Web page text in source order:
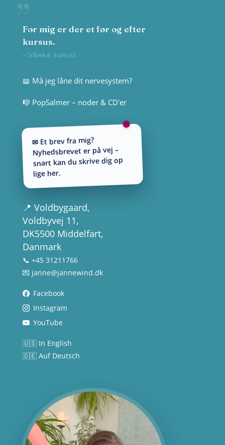
For mig er der et før og efter
kursus.
– Vibeke, kursist
📖 Må jeg låne dit nervesystem?
🎼 PopSalmer – noder & CD'er
✉ Et brev fra mig?
Nyhedsbrevet er på vej –
snart kan du skrive dig op
lige her.
📍 Voldbygaard,
Voldbyvej 11,
DK5500 Middelfart,
Danmark
📞 +45 31211766
💌 janne@jannewind.dk
Facebook
Instagram
YouTube
🇺🇸 In English
🇩🇪 Auf Deutsch